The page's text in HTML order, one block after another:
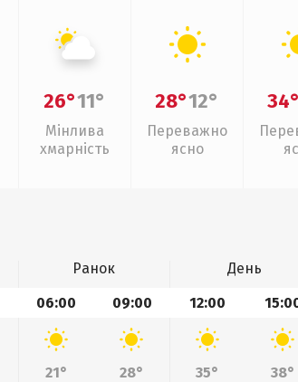
26°11°
Мінлива
хмарність
28°12°
Переважно
ясно
34°
Ранок День
06:00 09:00 12:00
21° 28° 35° 38°